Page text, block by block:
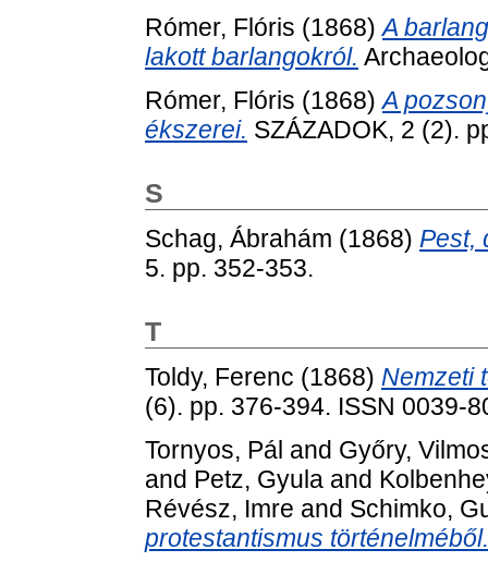
Rómer, Flóris (1868)A
lakott barlangokról.
Rómer, Flóris (1868)A
ékszerei. SZÁZADOK, 2 (2).
S
Schag, Ábrahám (1868) Pest,
5. pp. 352-353.
T
Toldy, Ferenc (1868) Nemzeti
(6). pp. 376-394. ISSN 0039-
Tornyos, Pál and Győry,
and Petz, Gyula and
Révész, Imre and Schimko,
protestantismus történelméből.